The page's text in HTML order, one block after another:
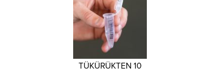
TÜKÜRÜKTEN 10